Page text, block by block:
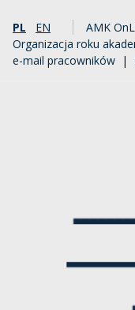
PL EN AMK
Organizacja roku
e-mail pracowników |